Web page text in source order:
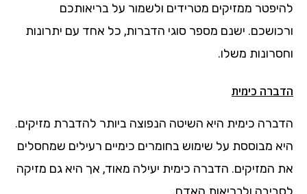
להיפטר ממזיקים מטרידים ולשמור על בריאותכם
ורכושכם. ישנם מספר סוגי הדברות, כל אחד עם יתרונות
וחסרונות משלו.
הדברה כימית
הדברה כימית היא השיטה הנפוצה ביותר להדברת מזיקים.
היא מבוססת על שימוש בחומרים כימיים רעילים שמחסלים
את המזיקים. הדברה כימית יעילה מאוד, אך היא גם מזיקה
לסביבה ולבריאות האדם.